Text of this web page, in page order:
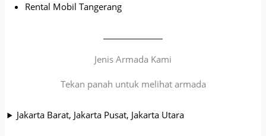
Rental Mobil Tangerang
Jenis Armada Kami
Tekan panah untuk melihat armada
Jakarta Barat, Jakarta Pusat, Jakarta Utara